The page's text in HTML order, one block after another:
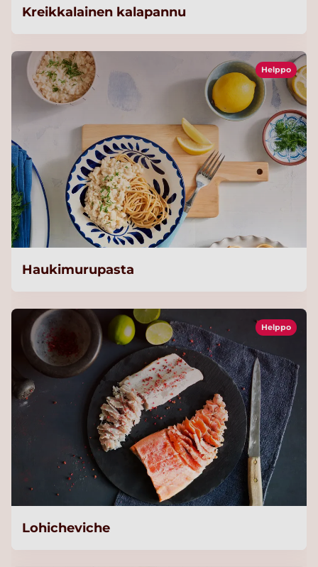
Kreikkalainen kalapannu
Helppo
Haukimurupasta
Helppo
Lohicheviche